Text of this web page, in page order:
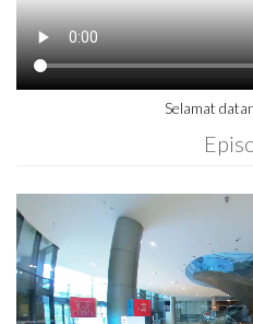
Selamat